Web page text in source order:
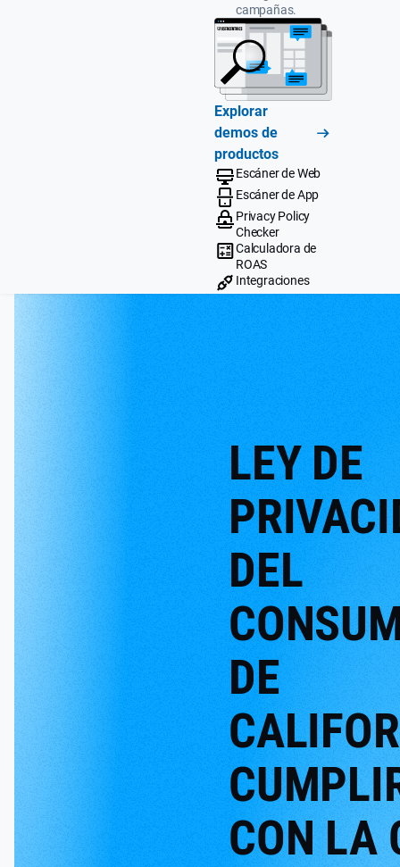
campañas.
Explorar
demos de
productos
Escáner de Web
Escáner de App
Privacy Policy
Checker
Calculadora de
ROAS
Integraciones
LEY DE
DEL
DE
CON LA